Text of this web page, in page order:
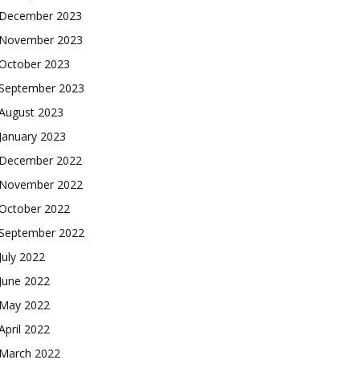
2023
2023
2023
2023
2023
2023
2022
2022
2022
2022
2022
2022
2022
2022
2022